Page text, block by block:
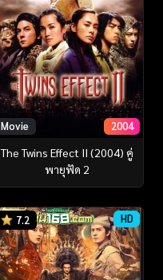
Movie 2004
The Twins Effect II (2004) คู่
พายุฟัด 2
7.2 HD